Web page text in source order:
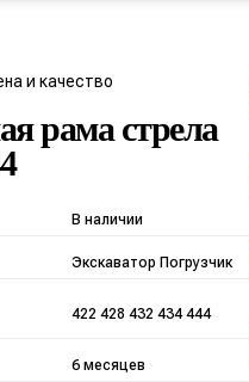
и качество
рама стрела
В наличии
Экскаватор Погрузчик
422 428 432 434 444
6 месяцев